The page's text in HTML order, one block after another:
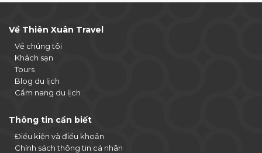
Về Thiên Xuân Travel
Về chúng tôi
Khách sạn
Tours
Blog du lịch
Cẩm nang du lịch
Thông tin cần biết
Điều kiện và điều khoản
Chính sách thông tin cá nhân